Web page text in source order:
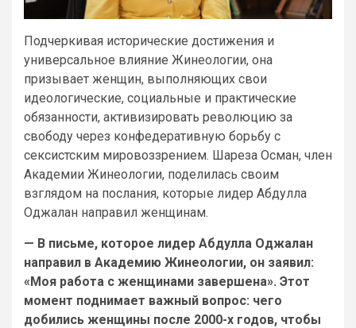
Подчеркивая исторические достижения и
универсальное влияние Жинеологии, она
призывает женщин, выполняющих свои
идеологические, социальные и практические
обязанности, активизировать революцию за
свободу через конфедеративную борьбу с
сексистским мировоззрением. Шареза Осман, член
Академии Жинеологии, поделилась своим
взглядом на послания, которые лидер Абдулла
Оджалан направил женщинам.
— В письме, которое лидер Абдулла Оджалан
направил в Академию Жинеологии, он заявил:
«Моя работа с женщинами завершена». Этот
момент поднимает важный вопрос: чего
добились женщины после 2000-х годов, чтобы